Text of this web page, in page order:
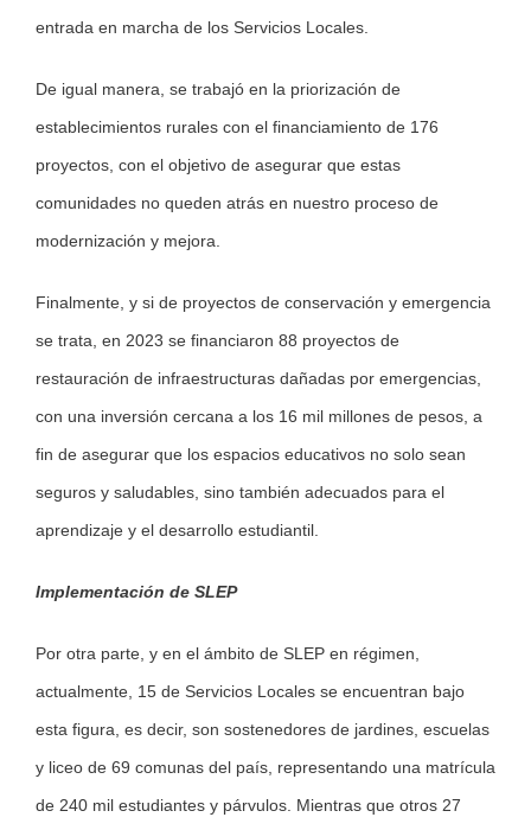
entrada en marcha de los Servicios Locales.
De igual manera, se trabajó en la priorización de
establecimientos rurales con el financiamiento de 176
proyectos, con el objetivo de asegurar que estas
comunidades no queden atrás en nuestro proceso de
modernización y mejora.
Finalmente, y si de proyectos de conservación y emergencia
se trata, en 2023 se financiaron 88 proyectos de
restauración de infraestructuras dañadas por emergencias,
con una inversión cercana a los 16 mil millones de pesos, a
fin de asegurar que los espacios educativos no solo sean
seguros y saludables, sino también adecuados para el
aprendizaje y el desarrollo estudiantil.
Implementación de SLEP
Por otra parte, y en el ámbito de SLEP en régimen,
actualmente, 15 de Servicios Locales se encuentran bajo
esta figura, es decir, son sostenedores de jardines, escuelas
y liceo de 69 comunas del país, representando una matrícula
de 240 mil estudiantes y párvulos. Mientras que otros 27